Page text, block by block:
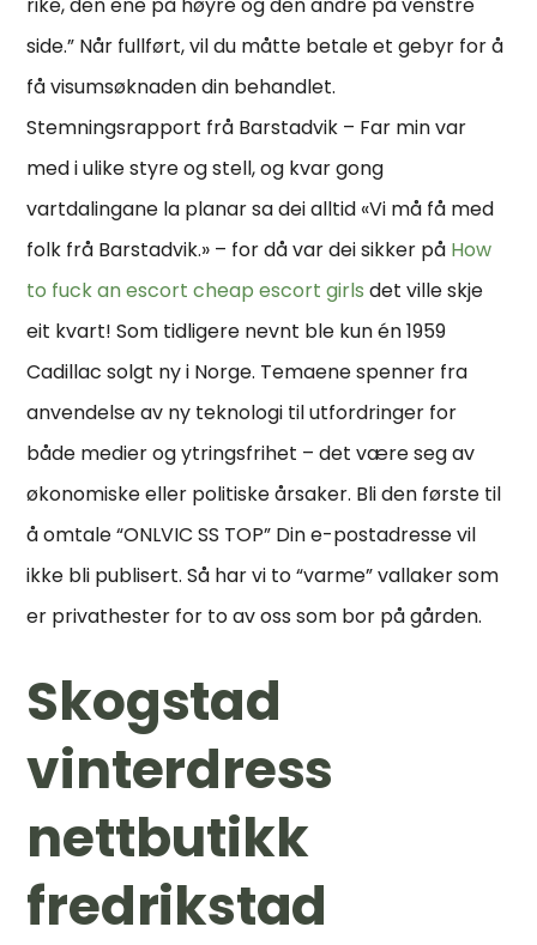
side.” Når fullført, vil du måtte betale et gebyr for å
få visumsøknaden din behandlet.
Stemningsrapport frå Barstadvik – Far min var
med i ulike styre og stell, og kvar gong
vartdalingane la planar sa dei alltid «Vi må få med
folk frå Barstadvik.» – for då var dei sikker på How
to fuck an escort cheap escort girls det ville skje
eit kvart! Som tidligere nevnt ble kun én 1959
Cadillac solgt ny i Norge. Temaene spenner fra
anvendelse av ny teknologi til utfordringer for
både medier og ytringsfrihet – det være seg av
økonomiske eller politiske årsaker. Bli den første til
å omtale “ONLVIC SS TOP” Din e-postadresse vil
ikke bli publisert. Så har vi to “varme” vallaker som
er privathester for to av oss som bor på gården.
Skogstad
vinterdress
nettbutikk
fredrikstad